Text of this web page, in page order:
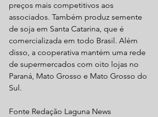
preços mais competitivos aos
associados. Também produz semente
de soja em Santa Catarina, que é
comercializada em todo Brasil. Além
disso, a cooperativa mantém uma rede
de supermercados com oito lojas no
Paraná, Mato Grosso e Mato Grosso do
Sul.
Fonte Redação Laguna News